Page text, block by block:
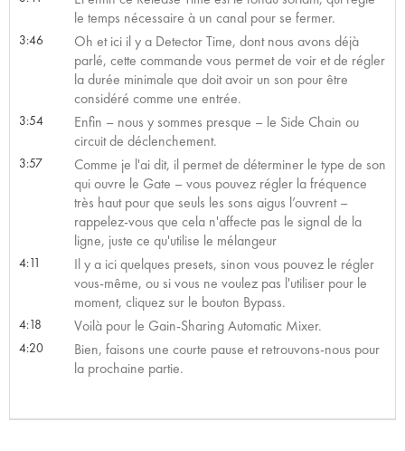
le temps nécessaire à un canal pour se fermer.
3:46
Oh et ici il y a Detector Time, dont nous avons déjà
parlé, cette commande vous permet de voir et de régler
la durée minimale que doit avoir un son pour être
considéré comme une entrée.
3:54
Enfin – nous y sommes presque – le Side Chain ou
circuit de déclenchement.
3:57
Comme je l'ai dit, il permet de déterminer le type de son
qui ouvre le Gate – vous pouvez régler la fréquence
très haut pour que seuls les sons aigus l’ouvrent –
rappelez-vous que cela n'affecte pas le signal de la
ligne, juste ce qu'utilise le mélangeur
4:11
Il y a ici quelques presets, sinon vous pouvez le régler
vous-même, ou si vous ne voulez pas l'utiliser pour le
moment, cliquez sur le bouton Bypass.
4:18 Voilà pour le Gain-Sharing Automatic Mixer.
4:20
Bien, faisons une courte pause et retrouvons-nous pour
la prochaine partie.